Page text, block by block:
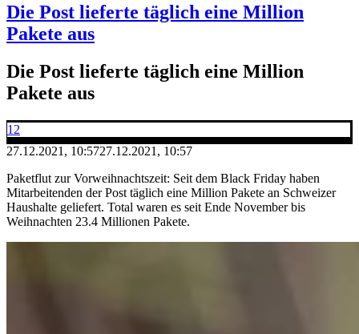
Die Post lieferte täglich eine Million
Pakete aus
Die Post lieferte täglich eine Million
Pakete aus
12
27.12.2021, 10:5727.12.2021, 10:57
Paketflut zur Vorweihnachtszeit: Seit dem Black Friday haben
Mitarbeitenden der Post täglich eine Million Pakete an Schweizer
Haushalte geliefert. Total waren es seit Ende November bis
Weihnachten 23.4 Millionen Pakete.